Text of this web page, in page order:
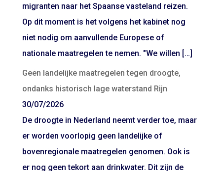
migranten naar het Spaanse vasteland reizen.
Op dit moment is het volgens het kabinet nog
niet nodig om aanvullende Europese of
nationale maatregelen te nemen. "We willen […]
Geen landelijke maatregelen tegen droogte,
ondanks historisch lage waterstand Rijn
30/07/2026
De droogte in Nederland neemt verder toe, maar
er worden voorlopig geen landelijke of
bovenregionale maatregelen genomen. Ook is
er nog geen tekort aan drinkwater. Dit zijn de